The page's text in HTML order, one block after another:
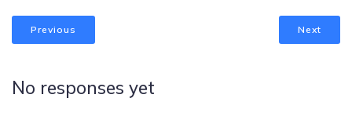
Previous Next
No responses yet